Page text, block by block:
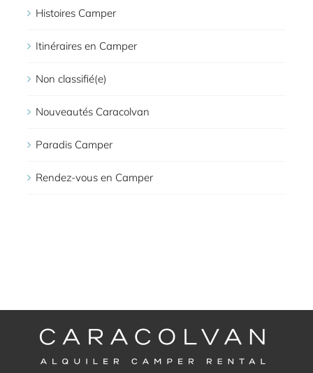
Histoires Camper
Itinéraires en Camper
Non classifié(e)
Nouveautés Caracolvan
Paradis Camper
Rendez-vous en Camper